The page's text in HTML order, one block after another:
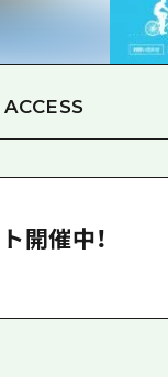
ACCESS
開催中！